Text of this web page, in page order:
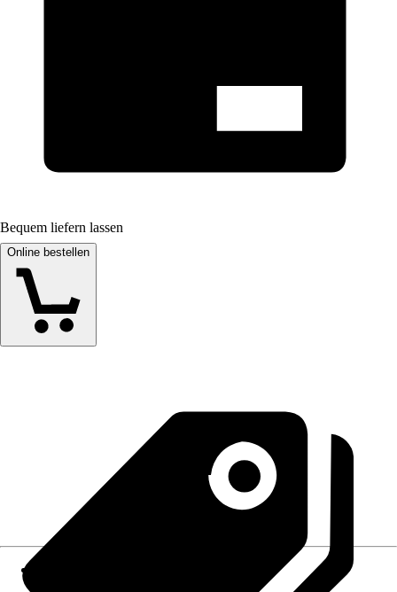
Bequem liefern lassen
Online bestellen